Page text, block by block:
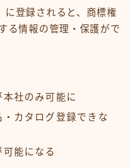
登録されると、商標権
る情報の管理・保護がで
社のみ可能に
カタログ登録できな
能になる